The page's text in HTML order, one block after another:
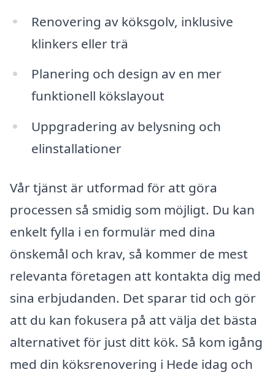
Renovering av köksgolv, inklusive
klinkers eller trä
Planering och design av en mer
funktionell kökslayout
Uppgradering av belysning och
elinstallationer
Vår tjänst är utformad för att göra
processen så smidig som möjligt. Du kan
enkelt fylla i en formulär med dina
önskemål och krav, så kommer de mest
relevanta företagen att kontakta dig med
sina erbjudanden. Det sparar tid och gör
att du kan fokusera på att välja det bästa
alternativet för just ditt kök. Så kom igång
med din köksrenovering i Hede idag och